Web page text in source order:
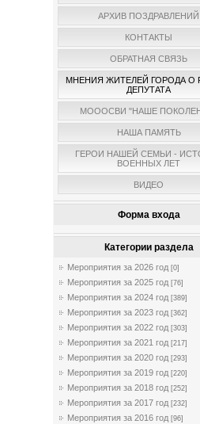
АРХИВ ПОЗДРАВЛЕНИЙ
КОНТАКТЫ
ОБРАТНАЯ СВЯЗЬ
МНЕНИЯ ЖИТЕЛЕЙ ГОРОДА О
ДЕПУТАТА
МОООСВИ "НАШЕ
НАША ПАМЯТЬ
ГЕРОИ НАШЕЙ СЕМЬИ -
ВОЕННЫХ ЛЕТ
ВИДЕО
Форма входа
Категории раздела
Мероприятия за 2026 год [0]
Мероприятия за 2025 год [76]
Мероприятия за 2024 год [389]
Мероприятия за 2023 год [362]
Мероприятия за 2022 год [303]
Мероприятия за 2021 год [217]
Мероприятия за 2020 год [293]
Мероприятия за 2019 год [220]
Мероприятия за 2018 год [252]
Мероприятия за 2017 год [232]
Мероприятия за 2016 год [96]